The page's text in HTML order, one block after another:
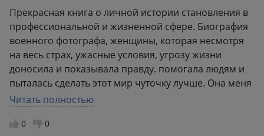
Прекрасная книга о личной истории становления в
профессиональной и жизненной сфере. Биография
военного фотографа, женщины, которая несмотря
на весь страх, ужасные условия, угрозу жизни
доносила и показывала правду. помогала людям и
пыталась сделать этот мир чуточку лучше. Она меня
потрясла своей историей!
Читать полностью
0 0